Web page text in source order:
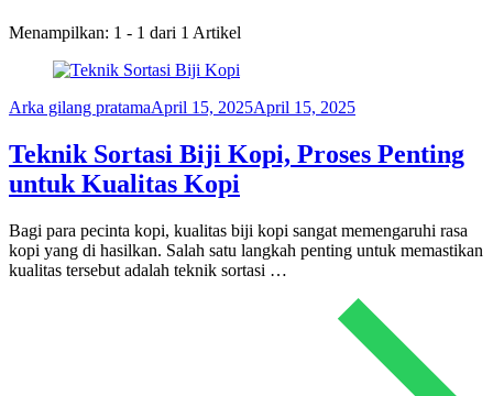
Menampilkan: 1 - 1 dari 1 Artikel
Arka gilang pratamaApril 15, 2025April 15, 2025
Teknik Sortasi Biji Kopi, Proses Penting
untuk Kualitas Kopi
Bagi para pecinta kopi, kualitas biji kopi sangat memengaruhi rasa
kopi yang di hasilkan. Salah satu langkah penting untuk memastikan
kualitas tersebut adalah teknik sortasi …